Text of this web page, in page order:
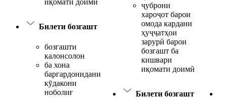
иқомати доимӣ
Билети бозгашт
бозгашти
калонсолон
ба хона
баргардонидани
кӯдакони
ноболиғ
ҷуброни
хароҷот барои
омода кардани
ҳуҷҷатҳои
зарурӣ барои
бозгашт ба
кишвари
иқомати доимӣ
Билети бозгашт